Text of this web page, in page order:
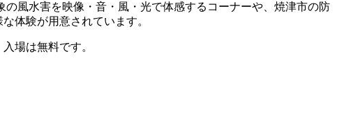
風水害を映像・音・風・光で体感するコーナーや、焼津市の防
体験が用意されています。
場は無料です。